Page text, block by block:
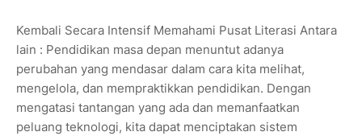
Kembali Secara Intensif Memahami Pusat Literasi Antara
lain : Pendidikan masa depan menuntut adanya
perubahan yang mendasar dalam cara kita melihat,
mengelola, dan mempraktikkan pendidikan. Dengan
mengatasi tantangan yang ada dan memanfaatkan
peluang teknologi, kita dapat menciptakan sistem